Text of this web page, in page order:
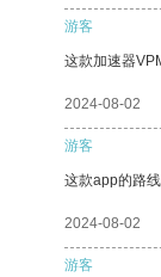
游客
这款加速器
2024-08-02
游客
这款app的路
2024-08-02
游客